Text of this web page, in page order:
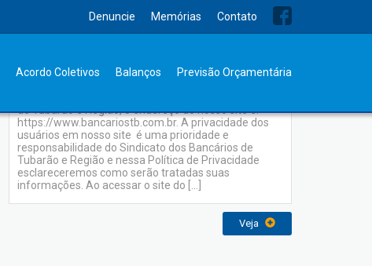
Denuncie Memórias Contato
Acordo Coletivos Balanços Previsão Orçamentária
de Tubarão e Região, o endereço do nosso site é:
https://www.bancariostb.com.br. A privacidade dos
usuários em nosso site é uma prioridade e
responsabilidade do Sindicato dos Bancários de
Tubarão e Região e nessa Política de Privacidade
esclareceremos como serão tratadas suas
informações. Ao acessar o site do […]
Veja